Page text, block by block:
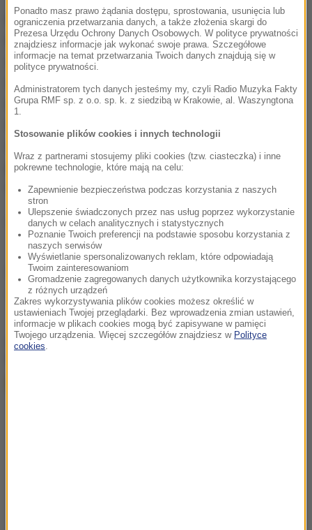
Policja już wyjaśnia sprawę, bada każdy jej aspekt.
Nic nie wskazuje na to, by rodzić mógł chcieć
skrzywdzić swoje dziecko. Badanie alkomatem
wykazało, że mężczyzna był trzeźwy. Pobrano od
niego także krew do badań. Trzeba sprawdzić czy
podobnych przypadkach. Jeszcze dziś materiały w
tej sprawie mają zostać przekazane do prokuratury.
Źródło: RMF FM
Tagi:dziecko
chcesz widzieć więcej artykułów od RMF24?dodaj w
Ponadto masz prawo żądania dostępu, sprostowania, usunięcia lub
ograniczenia przetwarzania danych, a także złożenia skargi do
Prezesa Urzędu Ochrony Danych Osobowych. W polityce prywatności
znajdziesz informacje jak wykonać swoje prawa. Szczegółowe
informacje na temat przetwarzania Twoich danych znajdują się w
polityce prywatności.
Administratorem tych danych jesteśmy my, czyli Radio Muzyka Fakty
Grupa RMF sp. z o.o. sp. k. z siedzibą w Krakowie, al. Waszyngtona
1.
Stosowanie plików cookies i innych technologii
Wraz z partnerami stosujemy pliki cookies (tzw. ciasteczka) i inne
pokrewne technologie, które mają na celu:
Zapewnienie bezpieczeństwa podczas korzystania z naszych
stron
Ulepszenie świadczonych przez nas usług poprzez wykorzystanie
danych w celach analitycznych i statystycznych
Poznanie Twoich preferencji na podstawie sposobu korzystania z
naszych serwisów
Wyświetlanie spersonalizowanych reklam, które odpowiadają
Twoim zainteresowaniom
Gromadzenie zagregowanych danych użytkownika korzystającego
z różnych urządzeń
Zakres wykorzystywania plików cookies możesz określić w
ustawieniach Twojej przeglądarki. Bez wprowadzenia zmian ustawień,
informacje w plikach cookies mogą być zapisywane w pamięci
Twojego urządzenia. Więcej szczegółów znajdziesz w Polityce
cookies